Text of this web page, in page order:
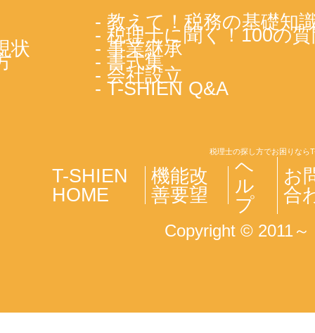
状
- 教えて！税務の基礎知
- 税理士に聞く！100の
- 事業継承
- 書式集
- 会社設立
- T-SHIEN Q&A
税理士の探し方でお困りなら
T-SHIEN
HOME
機能改
善要望
ヘ
ル
プ
お
合
Copyright © 2011